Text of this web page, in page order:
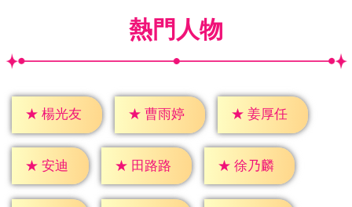
熱門人物
★ 楊光友 ★ 曹雨婷 ★ 姜厚任
★ 安迪 ★ 田路路 ★ 徐乃麟